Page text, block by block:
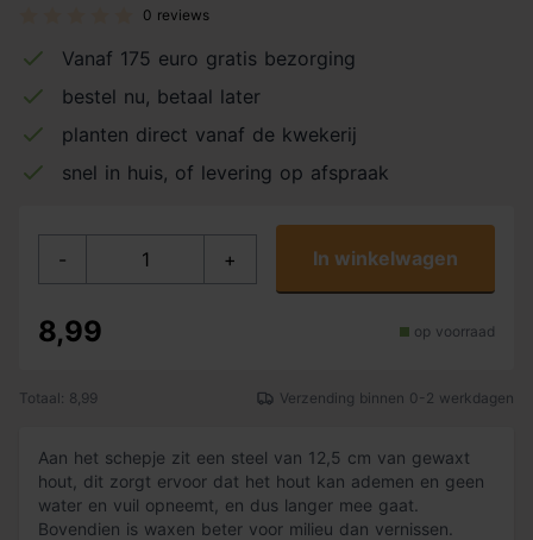
0 reviews
Vanaf 175 euro gratis bezorging
bestel nu, betaal later
planten direct vanaf de kwekerij
snel in huis, of levering op afspraak
- + In winkelwagen
8,99 op voorraad
Totaal: 8,99 Verzending binnen 0-2 werkdagen
Aan het schepje zit een steel van 12,5 cm van gewaxt
hout, dit zorgt ervoor dat het hout kan ademen en geen
water en vuil opneemt, en dus langer mee gaat.
Bovendien is waxen beter voor milieu dan vernissen.